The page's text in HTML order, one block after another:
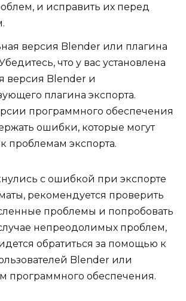
и исправить их перед
версия Blender или плагина
что у вас установлена
версия Blender и
плагина экспорта.
программного обеспечения
ошибки, которые могут
проблемам экспорта.
с ошибкой при экспорте
рекомендуется проверить
проблемы и попробовать
непреодолимых проблем,
обратиться за помощью к
Blender или
программного обеспечения.